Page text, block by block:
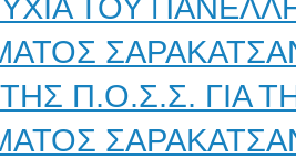
Π.Ο.Σ.Σ. ΓΙΑ